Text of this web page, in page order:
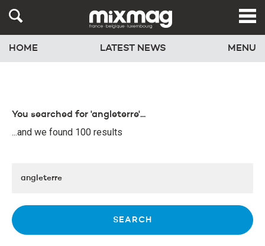
HOME LATEST NEWS MENU
You searched for 'angleterre'...
...and we found 100 results